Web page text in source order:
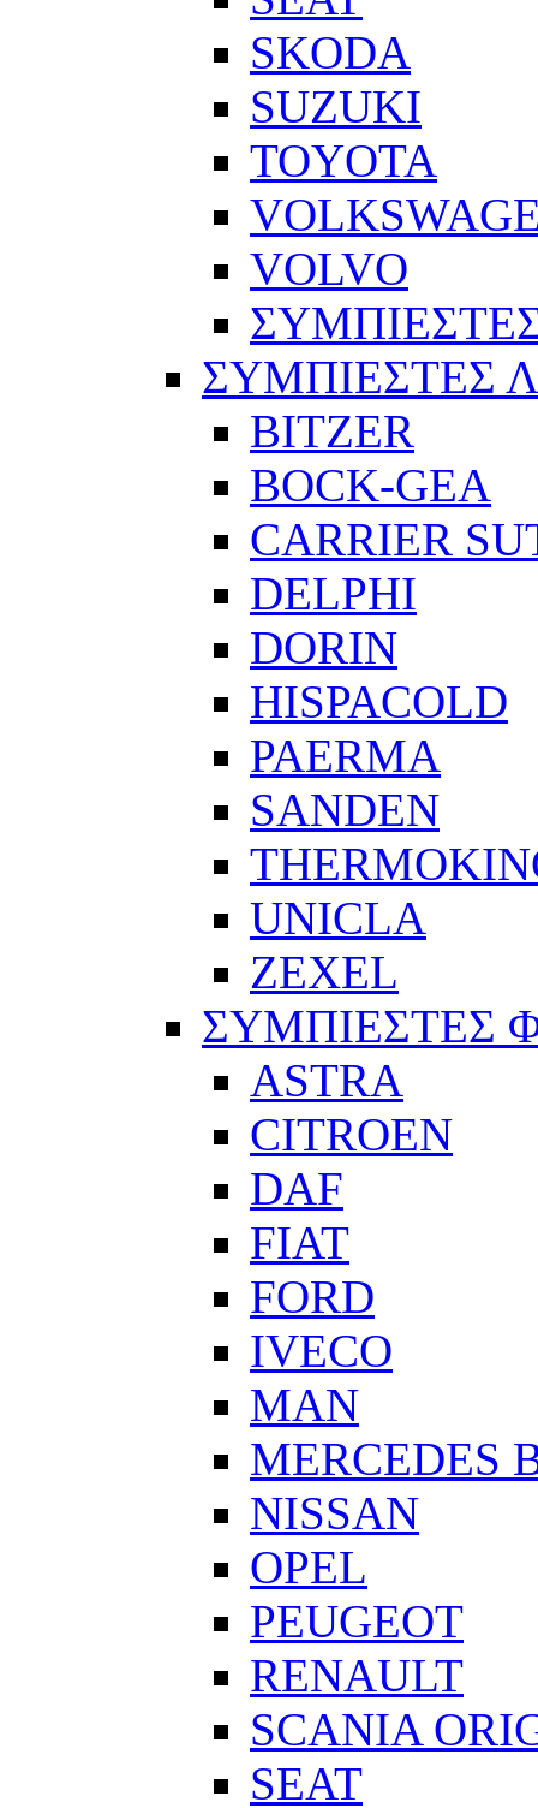
SKODA
SUZUKI
TOYOTA
VOLVO
ΣΥΜΠΙΕΣΤΕΣ
BITZER
BOCK-GEA
CARRIER
DELPHI
DORIN
HISPACOLD
PAERMA
SANDEN
UNICLA
ZEXEL
ΣΥΜΠΙΕΣΤΕΣ
ASTRA
CITROEN
DAF
FIAT
FORD
IVECO
MAN
MERCEDES
NISSAN
OPEL
PEUGEOT
RENAULT
SCANIA
SEAT